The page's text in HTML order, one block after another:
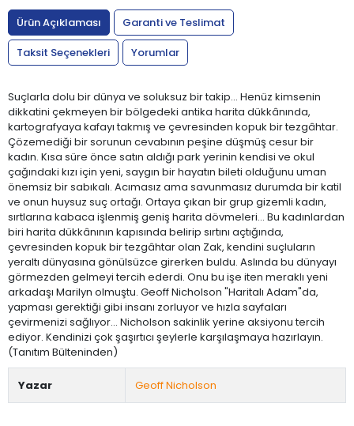
Ürün Açıklaması
Garanti ve Teslimat
Taksit Seçenekleri
Yorumlar
Suçlarla dolu bir dünya ve soluksuz bir takip... Henüz kimsenin
dikkatini çekmeyen bir bölgedeki antika harita dükkânında,
kartografyaya kafayı takmış ve çevresinden kopuk bir tezgâhtar.
Çözemediği bir sorunun cevabının peşine düşmüş cesur bir
kadın. Kısa süre önce satın aldığı park yerinin kendisi ve okul
çağındaki kızı için yeni, saygın bir hayatın bileti olduğunu uman
önemsiz bir sabıkalı. Acımasız ama savunmasız durumda bir katil
ve onun huysuz suç ortağı. Ortaya çıkan bir grup gizemli kadın,
sırtlarına kabaca işlenmiş geniş harita dövmeleri… Bu kadınlardan
biri harita dükkânının kapısında belirip sırtını açtığında,
çevresinden kopuk bir tezgâhtar olan Zak, kendini suçluların
yeraltı dünyasına gönülsüzce girerken buldu. Aslında bu dünyayı
görmezden gelmeyi tercih ederdi. Onu bu işe iten meraklı yeni
arkadaşı Marilyn olmuştu. Geoff Nicholson "Haritalı Adam"da,
yapması gerektiği gibi insanı zorluyor ve hızla sayfaları
çevirmenizi sağlıyor… Nicholson sakinlik yerine aksiyonu tercih
ediyor. Kendinizi çok şaşırtıcı şeylerle karşılaşmaya hazırlayın.
(Tanıtım Bülteninden)
Yazar Geoff Nicholson